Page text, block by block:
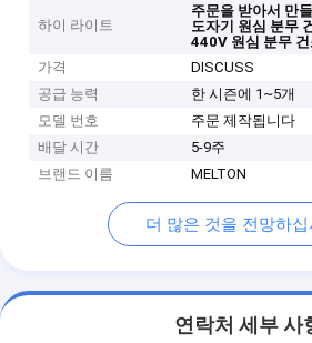
하이 라이트
주문을 받아서 만
도자기 원심 분무
440V 원심 분무 건
가격
DISCUSS
공급 능력
한 시즌에 1~5개
모델 번호
주문 제작됩니다
배달 시간
5-9주
브랜드 이름
MELTON
더 많은 것을 전망하십
연락처 세부 사